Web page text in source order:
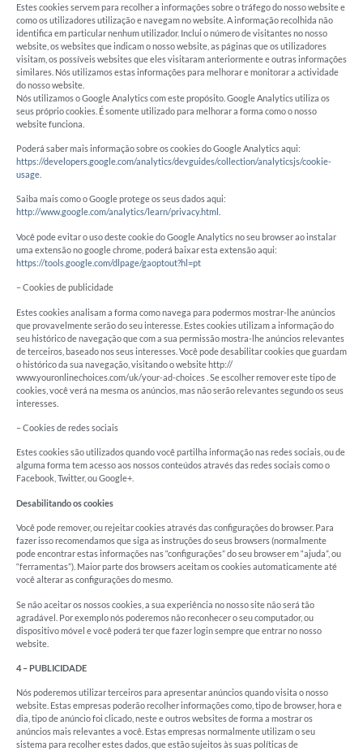
Estes cookies servem para recolher a informações sobre o tráfego do nosso website e
como os utilizadores utilização e navegam no website. A informação recolhida não
identifica em particular nenhum utilizador. Inclui o número de visitantes no nosso
website, os websites que indicam o nosso website, as páginas que os utilizadores
visitam, os possíveis websites que eles visitaram anteriormente e outras informações
similares. Nós utilizamos estas informações para melhorar e monitorar a actividade
do nosso website.
Nós utilizamos o Google Analytics com este propósito. Google Analytics utiliza os
seus próprio cookies. É somente utilizado para melhorar a forma como o nosso
website funciona.
Poderá saber mais informação sobre os cookies do Google Analytics aqui:
https://developers.google.com/analytics/devguides/collection/analyticsjs/cookie-
usage
Saiba mais como o Google protege os seus dados aqui:
http://www.google.com/analytics/learn/privacy.html
Você pode evitar o uso deste cookie do Google Analytics no seu browser ao instalar
uma extensão no google chrome, poderá baixar esta extensão aqui:
https://tools.google.com/dlpage/gaoptout?hl=pt
– Cookies de publicidade
Estes cookies analisam a forma como navega para podermos mostrar-lhe anúncios
que provavelmente serão do seu interesse. Estes cookies utilizam a informação do
seu histórico de navegação que com a sua permissão mostra-lhe anúncios relevantes
de terceiros, baseado nos seus interesses. Você pode desabilitar cookies que guardam
o histórico da sua navegação, visitando o website http://
www.youronlinechoices.com/uk/your-ad-choices . Se escolher remover este tipo de
cookies, você verá na mesma os anúncios, mas não serão relevantes segundo os seus
interesses.
– Cookies de redes sociais
Estes cookies são utilizados quando você partilha informação nas redes sociais, ou de
alguma forma tem acesso aos nossos conteúdos através das redes sociais como o
Facebook, Twitter, ou Google+.
Desabilitando os cookies
Você pode remover, ou rejeitar cookies através das configurações do browser. Para
fazer isso recomendamos que siga as instruções do seus browsers (normalmente
pode encontrar estas informações nas “configurações” do seu browser em “ajuda”, ou
“ferramentas”). Maior parte dos browsers aceitam os cookies automaticamente até
você alterar as configurações do mesmo.
Se não aceitar os nossos cookies, a sua experiência no nosso site não será tão
agradável. Por exemplo nós poderemos não reconhecer o seu computador, ou
dispositivo móvel e você poderá ter que fazer login sempre que entrar no nosso
website.
4 – PUBLICIDADE
Nós poderemos utilizar terceiros para apresentar anúncios quando visita o nosso
website. Estas empresas poderão recolher informações como, tipo de browser, hora e
dia, tipo de anúncio foi clicado, neste e outros websites de forma a mostrar os
anúncios mais relevantes a você. Estas empresas normalmente utilizam o seu
sistema para recolher estes dados, que estão sujeitos às suas políticas de